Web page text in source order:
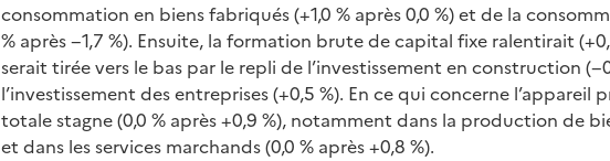
consommation en biens fabriqués (+1,0 % après 0,0 %) et de la
% après −1,7 %). Ensuite, la formation brute de capital fixe ralentirait
serait tirée vers le bas par le repli de l’investissement en construction
l’investissement des entreprises (+0,5 %). En ce qui concerne
totale stagne (0,0 % après +0,9 %), notamment dans la production de
et dans les services marchands (0,0 % après +0,8 %).